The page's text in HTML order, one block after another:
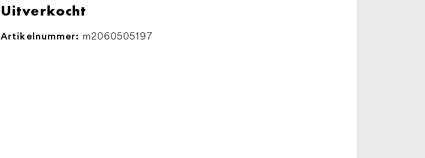
Uitverkocht
Artikelnummer: m2060505197